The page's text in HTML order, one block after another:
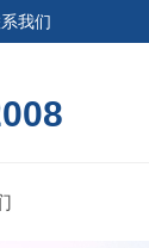
我们